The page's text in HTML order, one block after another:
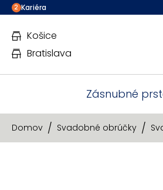
2 Kariéra
Košice
Bratislava
Zásnubné
Domov Svadobné obrúčky